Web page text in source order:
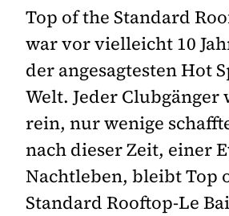
Top of the Standard
war vor vielleicht 10
der angesagtesten Hot
Welt. Jeder
rein, nur wenige
nach dieser Zeit, einer
Nachtleben, bleibt Top
Standard Rooftop-Le